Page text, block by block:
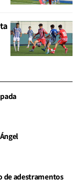
de adestramentos